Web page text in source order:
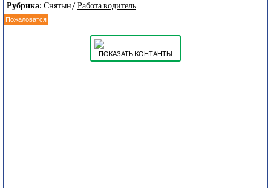
Рубрика: Снятын/ Работа водитель
Пожаловатся
ПОКАЗАТЬ КОНТАНТЫ